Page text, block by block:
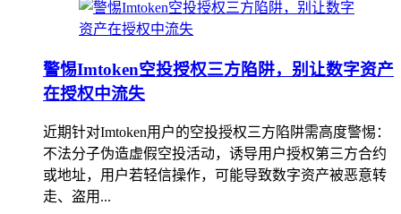
警惕Imtoken空投授权三方陷阱，别让数字资产
在授权中流失
近期针对Imtoken用户的空投授权三方陷阱需高度警惕：
不法分子伪造虚假空投活动，诱导用户授权第三方合约
或地址，用户若轻信操作，可能导致数字资产被恶意转
走、盗用...